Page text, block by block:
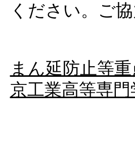
ください。ご
まん延防止等
京工業高等専